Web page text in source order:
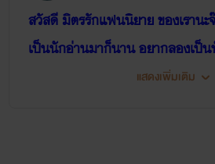
อ๋อง อายุ 30
สวัสดี มิตรรักแฟนนิยาย ของเรานะจ๊
เป็นนักอ่านมาก็นาน อยากลองเป็น
ลองเขียนดู เรื่องนี้ อาจไม่ใช่ผลงานเ
แสดงเพิ่มเติม